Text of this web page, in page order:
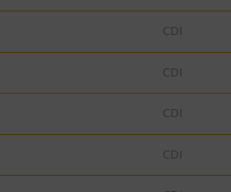
CDI
CDI
CDI
CDI